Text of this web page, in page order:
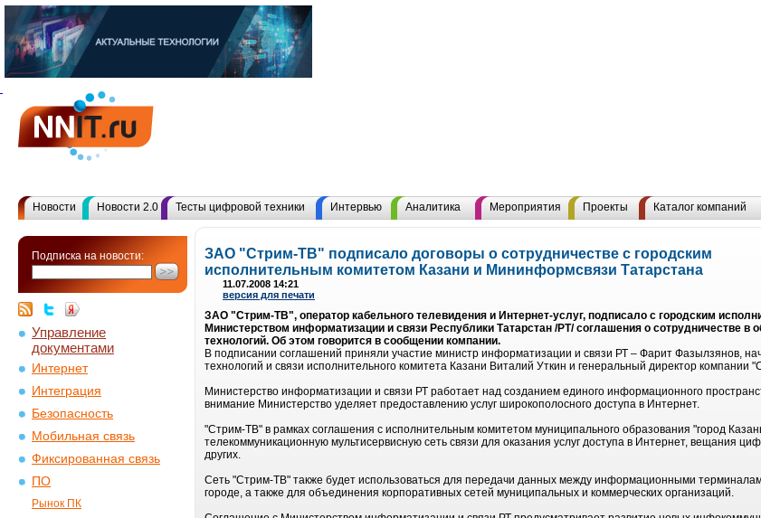
Новости Новости 2.0 Тесты цифровой техники Интервью Аналитика Мероприятия Проекты Каталог компаний
Подписка на новости:
Управление
документами
Интернет
Интеграция
Безопасность
Мобильная связь
Фиксированная связь
ПО
Рынок ПК
ЗАО "Стрим-ТВ" подписало договоры о сотрудничестве с городским
исполнительным комитетом Казани и Мининформсвязи Татарстана
11.07.2008 14:21
версия для печати
ЗАО "Стрим-ТВ", оператор кабельного телевидения и Интернет-услуг, подписало с городским
Министерством информатизации и связи Республики Татарстан /РТ/ соглашения о сотрудничестве
технологий. Об этом говорится в сообщении компании.
В подписании соглашений приняли участие министр информатизации и связи РТ – Фарит Фазылзянов,
технологий и связи исполнительного комитета Казани Виталий Уткин и генеральный директор
Министерство информатизации и связи РТ работает над созданием единого информационного
внимание Министерство уделяет предоставлению услуг широкополосного доступа в Интернет.
"Стрим-ТВ" в рамках соглашения с исполнительным комитетом муниципального образования "город
телекоммуникационную мультисервисную сеть связи для оказания услуг доступа в Интернет, вещания
других.
Сеть "Стрим-ТВ" также будет использоваться для передачи данных между информационными
городе, а также для объединения корпоративных сетей муниципальных и коммерческих организаций.